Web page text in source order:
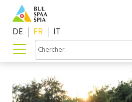
DE FR IT